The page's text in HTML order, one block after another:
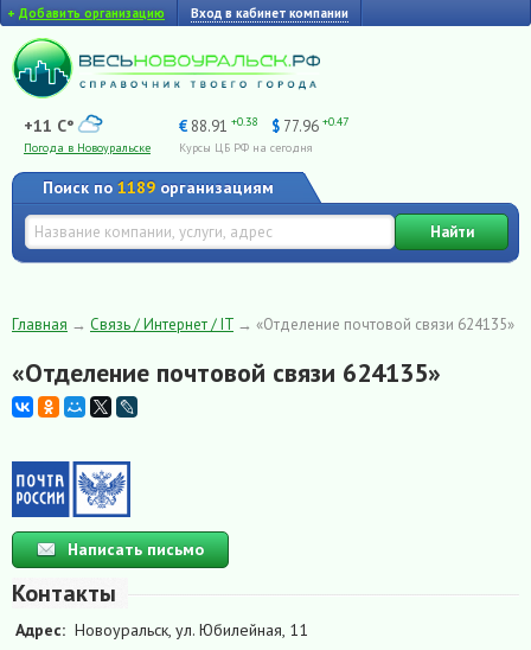
+ Добавить организацию Вход в кабинет компании
+11 C°
Погода в Новоуральске
€ 88.91 +0.38 $ 77.96 +0.47
Курсы ЦБ РФ на сегодня
Поиск по 1189 организациям
Найти
Главная → Связь / Интернет / IT → «Отделение почтовой связи 624135»
«Отделение почтовой связи 624135»
Написать письмо
Контакты
Адрес: Новоуральск, ул. Юбилейная, 11